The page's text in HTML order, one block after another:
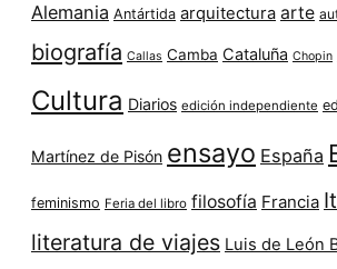
Alemania Antártida arquitectura arte
biografía Callas Camba Cataluña Chopin
Cultura Diarios edición independiente
Martínez de Pisón ensayo España
feminismo Feria del libro filosofía Francia
literatura de viajes Luis de León